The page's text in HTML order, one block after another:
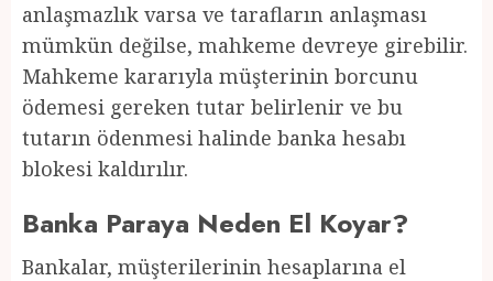
anlaşmazlık varsa ve tarafların anlaşması
mümkün değilse, mahkeme devreye girebilir.
Mahkeme kararıyla müşterinin borcunu
ödemesi gereken tutar belirlenir ve bu
tutarın ödenmesi halinde banka hesabı
blokesi kaldırılır.
Banka Paraya Neden El Koyar?
Bankalar, müşterilerinin hesaplarına el